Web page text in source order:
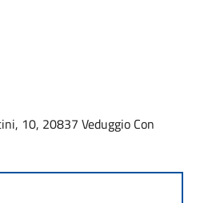
10, 20837 Veduggio Con